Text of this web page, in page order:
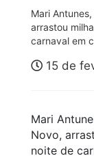
Mari
arrastou
carnaval em
15 de
Mari
Novo,
noite de